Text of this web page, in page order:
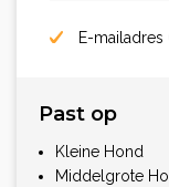
E-
Past op
Kleine Hond
Middelgrote